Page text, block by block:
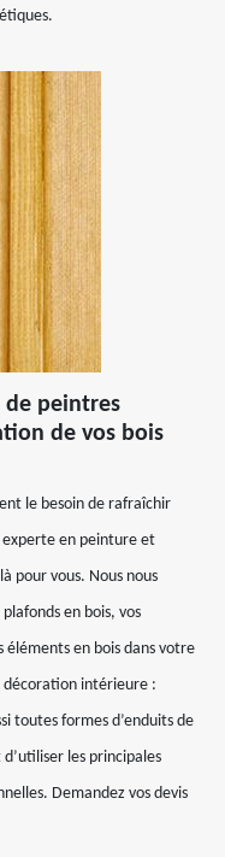
de peintres
de vos bois
le besoin de rafraîchir
experte en peinture et
pour vous. Nous nous
en bois, vos
éléments en bois dans votre
décoration intérieure :
toutes formes d’enduits de
les principales
Demandez vos devis